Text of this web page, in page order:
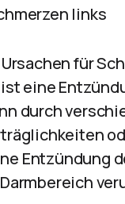
links
für
eine
durch
Entzündung